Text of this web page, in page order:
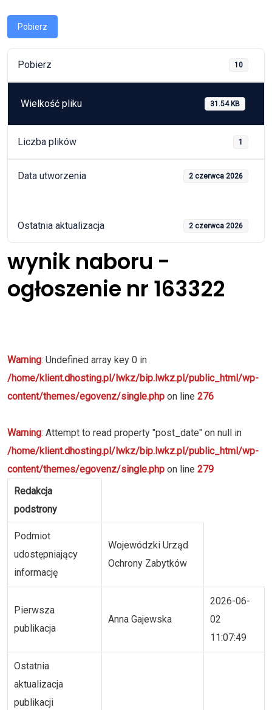
Pobierz
Pobierz 10
Wielkość pliku 31.54 KB
Liczba plików 1
Data utworzenia 2 czerwca 2026
Ostatnia aktualizacja 2 czerwca 2026
wynik naboru -
ogłoszenie nr 163322
Warning: Undefined array key 0 in
/home/klient.dhosting.pl/lwkz/bip.lwkz.pl/public_html/wp-
content/themes/egovenz/single.php on line 276
Warning: Attempt to read property "post_date" on null in
/home/klient.dhosting.pl/lwkz/bip.lwkz.pl/public_html/wp-
content/themes/egovenz/single.php on line 279
Redakcja
podstrony
Podmiot
udostępniający
informację
Wojewódzki Urząd
Ochrony Zabytków
Pierwsza
publikacja
Anna Gajewska
2026-06-
02
11:07:49
Ostatnia
aktualizacja
publikacji